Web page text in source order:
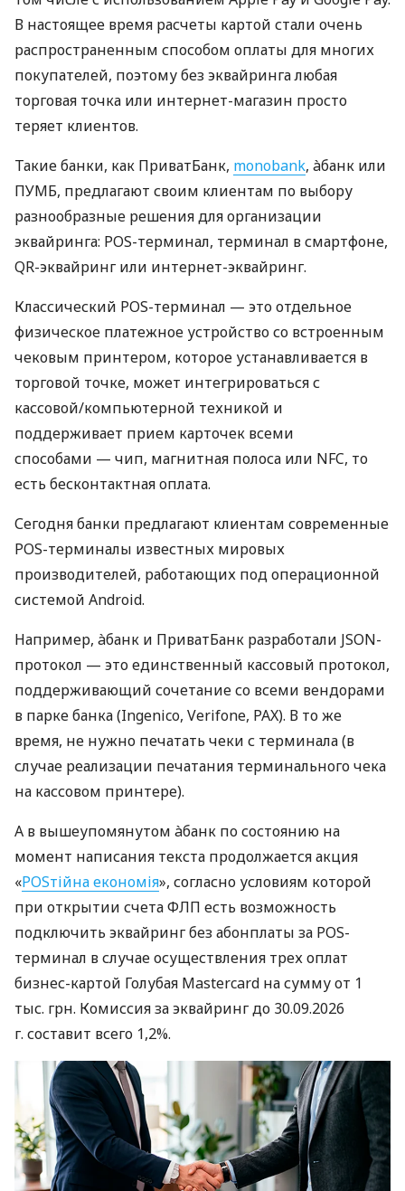
В настоящее время расчеты картой стали очень
распространенным способом оплаты для многих
покупателей, поэтому без эквайринга любая
торговая точка или интернет-магазин просто
теряет клиентов.
Такие банки, как ПриватБанк, monobank, àбанк или
ПУМБ, предлагают своим клиентам по выбору
разнообразные решения для организации
эквайринга: POS-терминал, терминал в смартфоне,
QR-эквайринг или интернет-эквайринг.
Классический POS-терминал — это отдельное
физическое платежное устройство со встроенным
чековым принтером, которое устанавливается в
торговой точке, может интегрироваться с
кассовой/компьютерной техникой и
поддерживает прием карточек всеми
способами — чип, магнитная полоса или NFC, то
есть бесконтактная оплата.
Сегодня банки предлагают клиентам современные
POS-терминалы известных мировых
производителей, работающих под операционной
системой Android.
Например, àбанк и ПриватБанк разработали JSON-
протокол — это единственный кассовый протокол,
поддерживающий сочетание со всеми вендорами
в парке банка (Ingenico, Verifone, PAX). В то же
время, не нужно печатать чеки с терминала (в
случае реализации печатания терминального чека
на кассовом принтере).
А в вышеупомянутом àбанк по состоянию на
момент написания текста продолжается акция
«POSтійна економія», согласно условиям которой
при открытии счета ФЛП есть возможность
подключить эквайринг без абонплаты за POS-
терминал в случае осуществления трех оплат
бизнес-картой Голубая Mastercard на сумму от 1
тыс. грн. Комиссия за эквайринг до 30.09.2026
г. составит всего 1,2%.